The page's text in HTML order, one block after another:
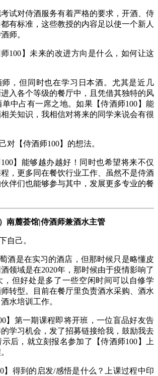
试对侍酒服务有着严格的要求，开酒、侍
有标准，这些教授的内容足以使一个新人
师。
100】未来的改进方向是什么，如何让这
，但同时也在学习日本酒。尤其是近几
入各个等级的餐厅中，且凭借其独特的风
中占有一席之地。如果【侍酒师100】能
关知识，我相信对将来的同学来说会有很
对【侍酒师100】的想法。
】能够越办越好！同时也希望将来不仅
，更多同在餐饮行业工作、虽然不是侍酒
伴们也能够参与其中，发展更多专业的餐
南麓荟馆|侍酒师兼酒水主管
自己。
酒是在实习的酒店，但那时候只是略懂皮
领域是在2020年，那时候由于疫情影响了
，但好处是多了一些空闲时间可以自修学
转型。目前在餐厅里负责酒水采购、酒水
水培训工作。
】第一期课程即将开班，一位盲品好友告
学习机会，发了招募链接给我，鼓励我去
后，就立刻报名参加了【侍酒师100】上
】得到的启发/感悟是什么？上课过程中印